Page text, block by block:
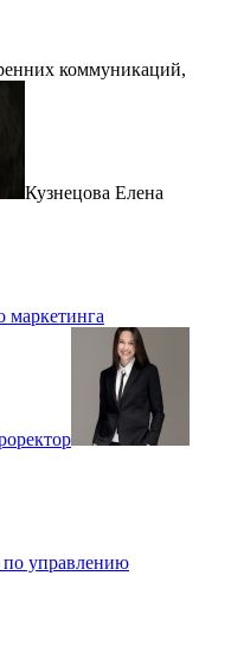
коммуникаций,
Кузнецова Елена
маркетинга
по управлению